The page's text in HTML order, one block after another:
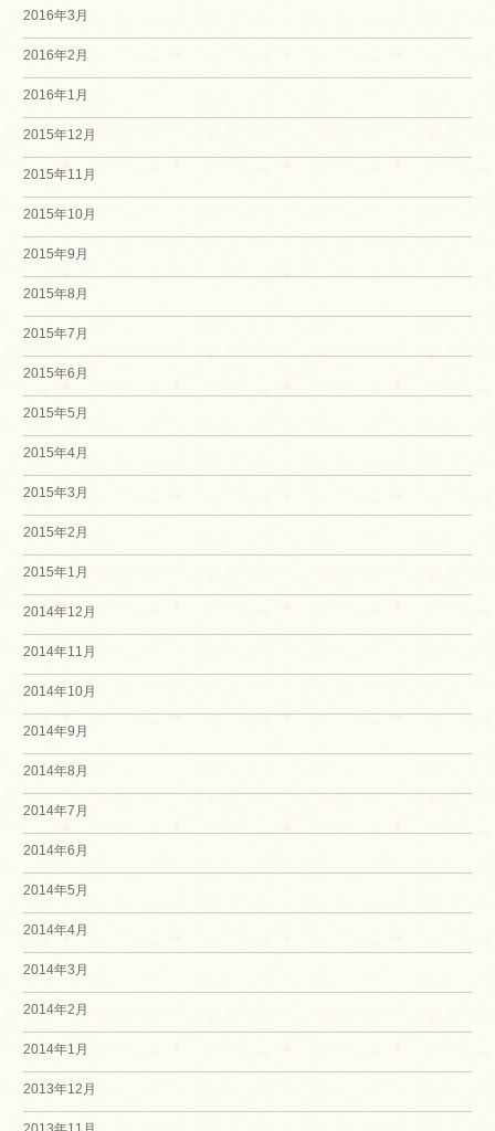
2016年3月
2016年2月
2016年1月
2015年12月
2015年11月
2015年10月
2015年9月
2015年8月
2015年7月
2015年6月
2015年5月
2015年4月
2015年3月
2015年2月
2015年1月
2014年12月
2014年11月
2014年10月
2014年9月
2014年8月
2014年7月
2014年6月
2014年5月
2014年4月
2014年3月
2014年2月
2014年1月
2013年12月